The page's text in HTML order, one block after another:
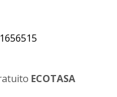
1656515
ECOTASA